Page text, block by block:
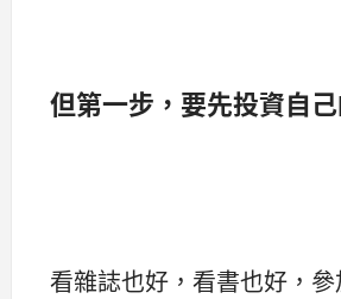
但第一步，要先投資自
看雜誌也好，看書也好，